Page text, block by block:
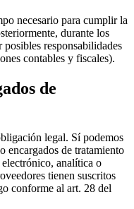
necesario para cumplir la
durante los
responsabilidades
contables y fiscales).
de
legal. Sí podemos
encargados de tratamiento
analítica o
tienen suscritos
conforme al art. 28 del